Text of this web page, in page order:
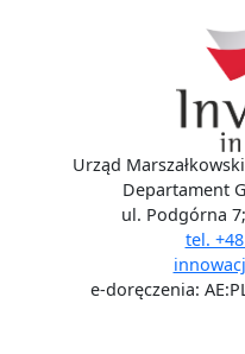
Urząd
Departament
ul. Podgórna
tel.
e-doręczenia: